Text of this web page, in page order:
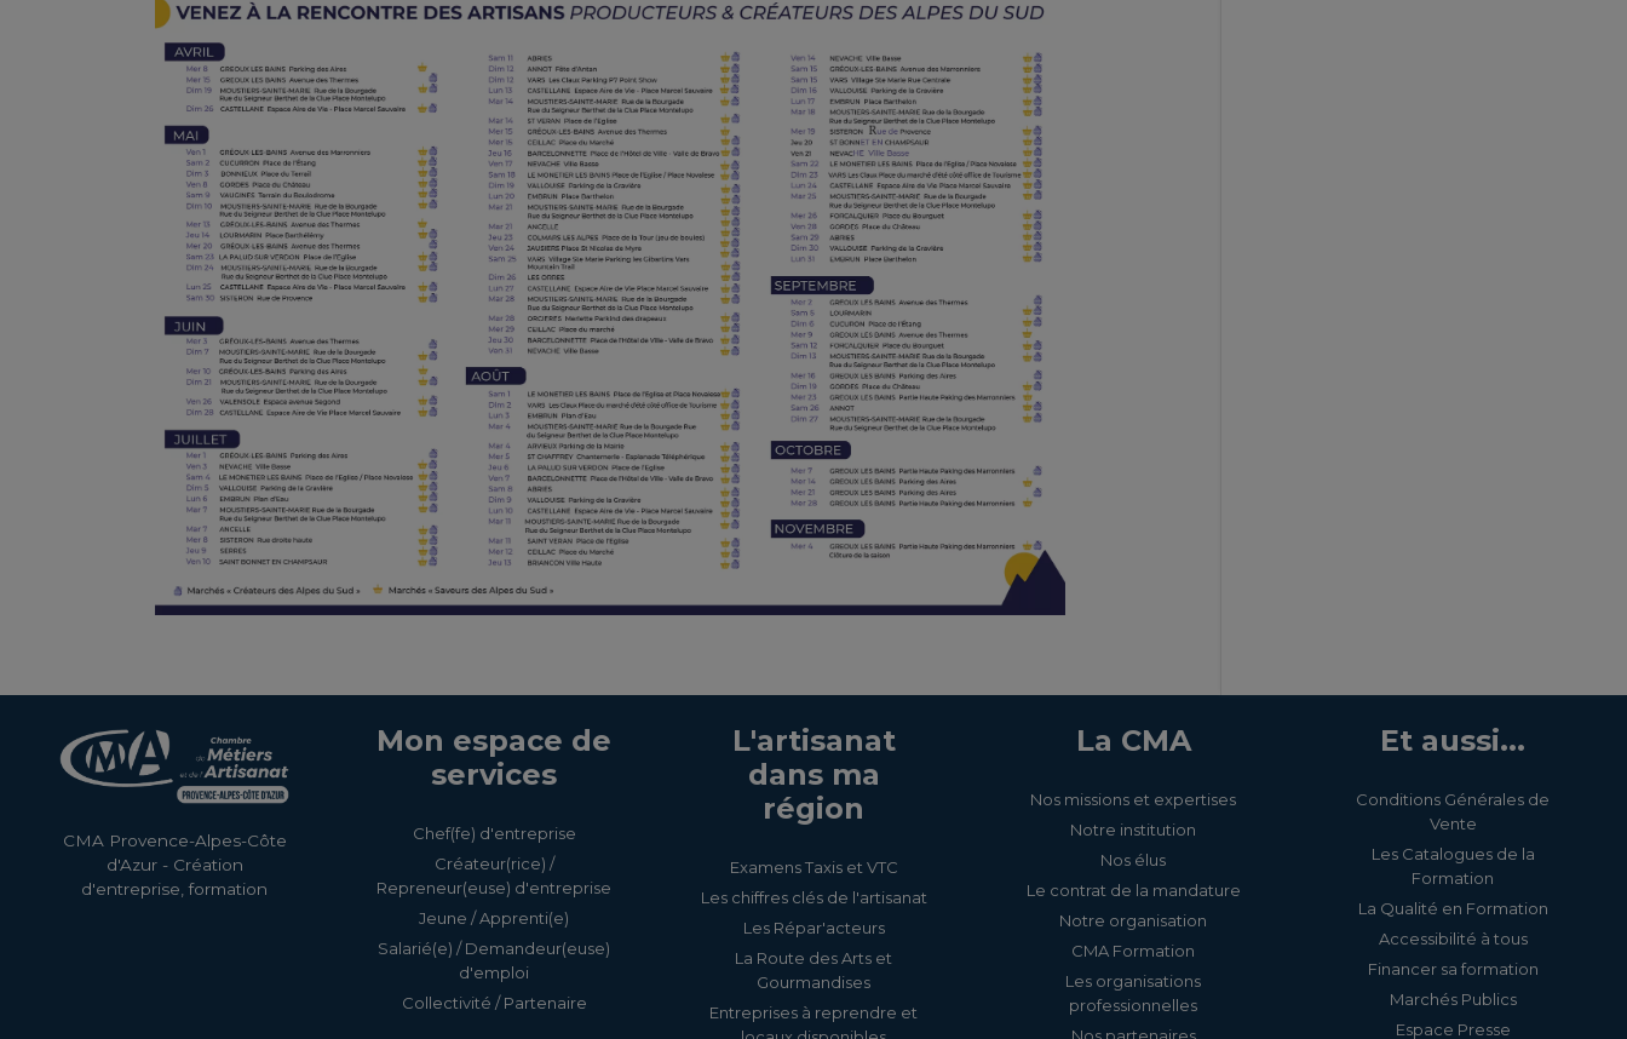
CMA Provence-Alpes-Côte
d'Azur - Création
d'entreprise, formation
Mon espace de
services
Chef(fe) d'entreprise
Créateur(rice) /
Repreneur(euse) d'entreprise
Jeune / Apprenti(e)
Salarié(e) / Demandeur(euse)
d'emploi
Collectivité / Partenaire
L'artisanat
dans ma
région
Examens Taxis et VTC
Les chiffres clés de l'artisanat
Les Répar'acteurs
La Route des Arts et
Gourmandises
Entreprises à reprendre et
La CMA
Nos missions et expertises
Notre institution
Nos élus
Le contrat de la mandature
Notre organisation
CMA Formation
Les organisations
professionnelles
Et aussi...
Conditions Générales de
Vente
Les Catalogues de la
Formation
La Qualité en Formation
Accessibilité à tous
Financer sa formation
Marchés Publics
Espace Presse